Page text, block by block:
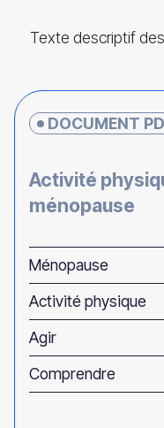
Texte descriptif
DOCUMENT
Activité
ménopause
Ménopause
Activité physique
Agir
Comprendre